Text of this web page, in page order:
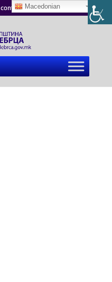
contact@debrca.gov.mk
Macedonian